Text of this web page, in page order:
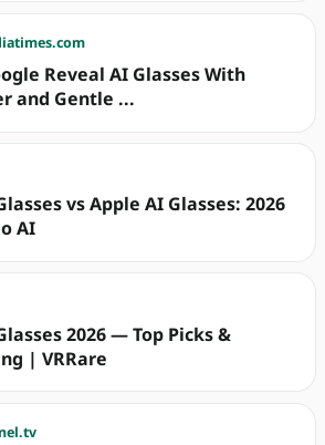
Reveal AI Glasses With
and Gentle ...
vs Apple AI Glasses: 2026
AI
2026 — Top Picks &
| VRRare